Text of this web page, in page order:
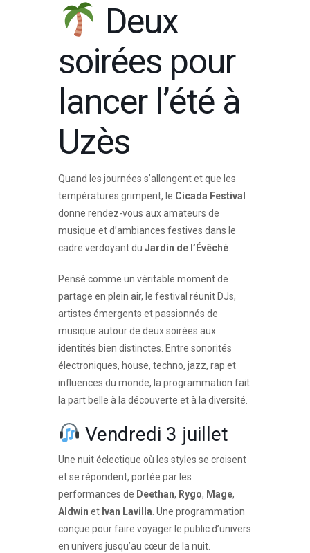
Deux
soirées pour
lancer l’été à
Uzès
Quand les journées s’allongent et que les
températures grimpent, le Cicada Festival
donne rendez-vous aux amateurs de
musique et d’ambiances festives dans le
cadre verdoyant du Jardin de l’Évêché
Pensé comme un véritable moment de
partage en plein air, le festival réunit DJs,
artistes émergents et passionnés de
musique autour de deux soirées aux
identités bien distinctes. Entre sonorités
électroniques, house, techno, jazz, rap et
influences du monde, la programmation fait
la part belle à la découverte et à la diversité.
Vendredi 3 juillet
Une nuit éclectique où les styles se croisent
et se répondent, portée par les
performances de Deethan, Rygo, Mage,
Aldwin et Ivan Lavilla . Une programmation
conçue pour faire voyager le public d’univers
en univers jusqu’au cœur de la nuit.